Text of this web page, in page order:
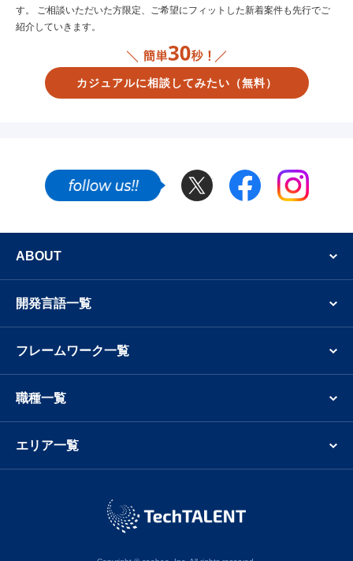
す。 ご相談いただいた方限定、ご希望にフィットした新着案件も先行でご
紹介していきます。
カジュアルに相談してみたい （無料）
Twitter Facebook Instagram
ABOUT
開発言語一覧
フレームワーク一覧
職種一覧
エリア一覧